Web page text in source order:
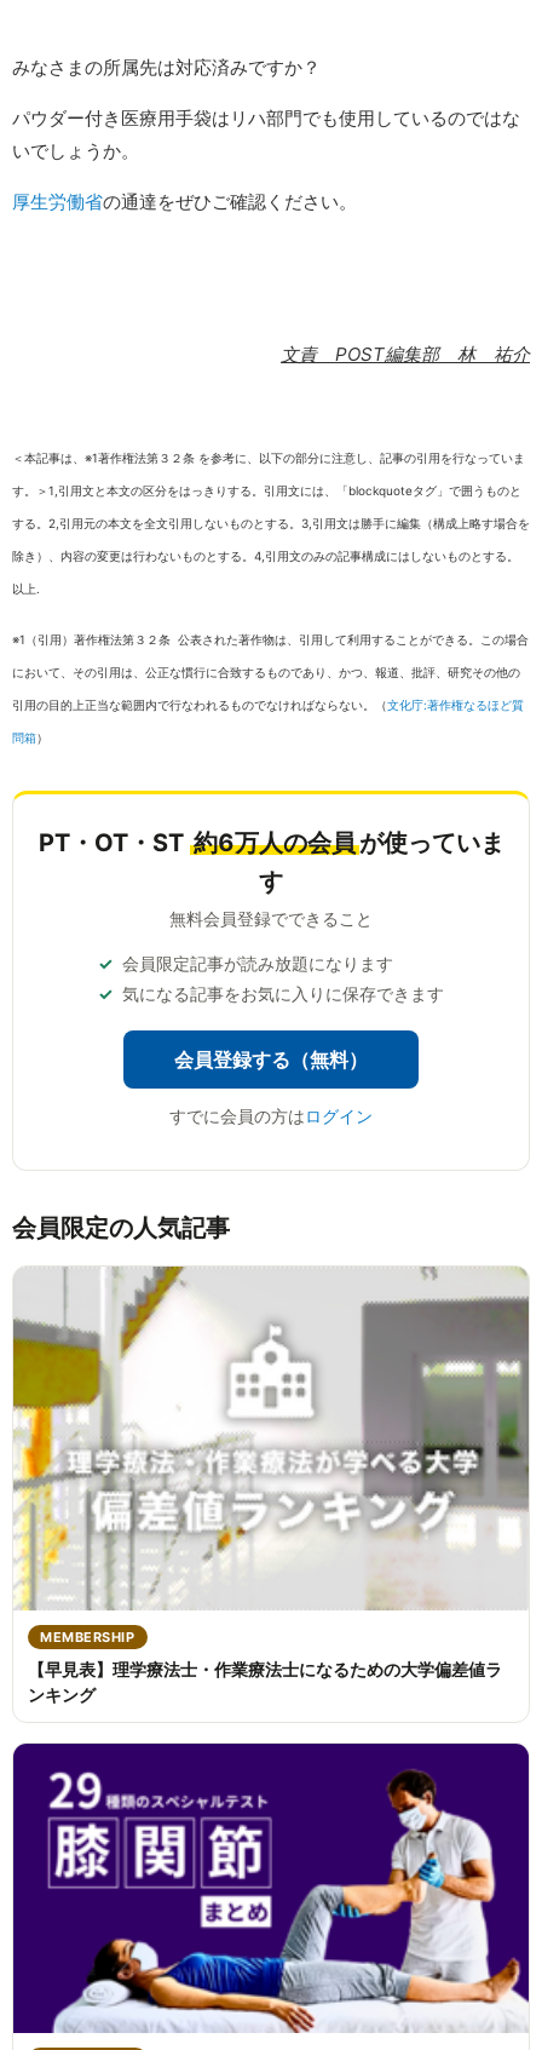
みなさまの所属先は対応済みですか？
パウダー付き医療用手袋はリハ部門でも使用しているのではな
いでしょうか。
厚生労働省の通達をぜひご確認ください。
文責 POST編集部 林 祐介
＜本記事は、※1著作権法第３２条 を参考に、以下の部分に注意し、記事の引用を行なっていま
す。＞1,引用文と本文の区分をはっきりする。引用文には、「blockquoteタグ」で囲うものと
する。2,引用元の本文を全文引用しないものとする。3,引用文は勝手に編集（構成上略す場合を
除き）、内容の変更は行わないものとする。4,引用文のみの記事構成にはしないものとする。
以上.
※1（引用）著作権法第３２条 公表された著作物は、引用して利用することができる。この場合
において、その引用は、公正な慣行に合致するものであり、かつ、報道、批評、研究その他の
引用の目的上正当な範囲内で行なわれるものでなければならない。（文化庁:著作権なるほど質
問箱）
PT・OT・ST 約6万人の会員が使っていま
す
無料会員登録でできること
会員限定記事が読み放題になります
気になる記事をお気に入りに保存できます
会員登録する（無料）
すでに会員の方はログイン
会員限定の人気記事
MEMBERSHIP
【早見表】理学療法士・作業療法士になるための大学偏差値ラ
ンキング